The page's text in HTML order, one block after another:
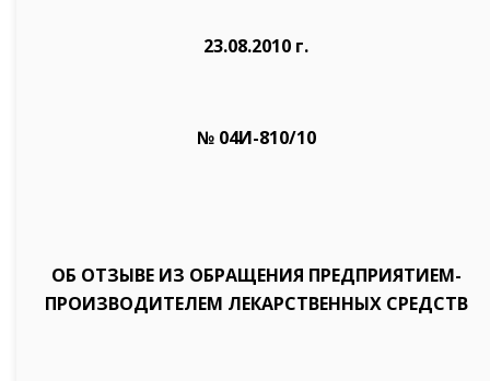
23.08.2010 г.
№ 04И-810/10
ОБ ОТЗЫВЕ ИЗ ОБРАЩЕНИЯ ПРЕДПРИЯТИЕМ-
ПРОИЗВОДИТЕЛЕМ ЛЕКАРСТВЕННЫХ СРЕДСТВ